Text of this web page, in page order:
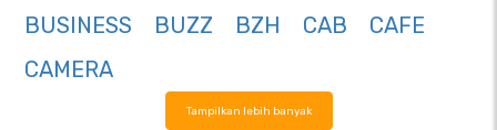
BUSINESS
BUZZ BZH CAB
CAFE
CAMERA
Tampilkan lebih banyak